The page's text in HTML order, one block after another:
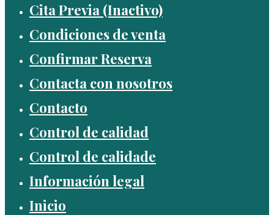
Cita Previa (Inactivo)
Condiciones de venta
Confirmar Reserva
Contacta con nosotros
Contacto
Control de calidad
Control de calidade
Información legal
Inicio